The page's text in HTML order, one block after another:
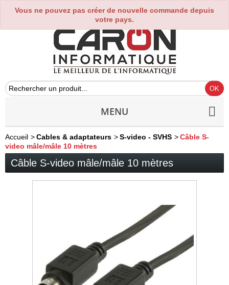
Vous ne pouvez pas créer de nouvelle commande depuis
votre pays.
0
MENU
Accueil >Cables & adaptateurs >S-video - SVHS >Câble S-
video mâle/mâle 10 mètres
Câble S-video mâle/mâle 10 mètres